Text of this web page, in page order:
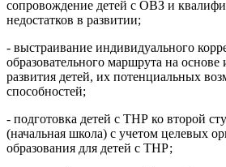
сопровождение детей с ОВЗ и
недостатков в развитии;
- выстраивание индивидуального
образовательного маршрута на основе
развития детей, их потенциальных
способностей;
- подготовка детей с ТНР ко второй
(начальная школа) с учетом целевых
образования для детей с ТНР;